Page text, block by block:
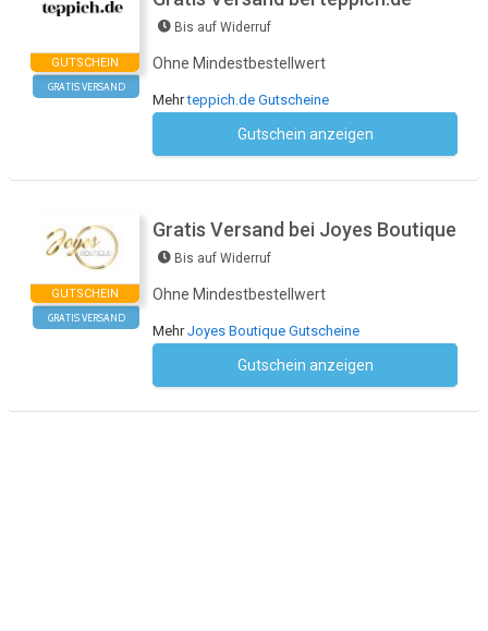
GUTSCHEIN
GRATIS VERSAND
Bis auf Widerruf
Ohne Mindestbestellwert
Mehrteppich.de Gutscheine
Gutschein anzeigen
GUTSCHEIN
GRATIS VERSAND
Gratis Versand bei Joyes Boutique
Bis auf Widerruf
Ohne Mindestbestellwert
MehrJoyes Boutique Gutscheine
Gutschein anzeigen